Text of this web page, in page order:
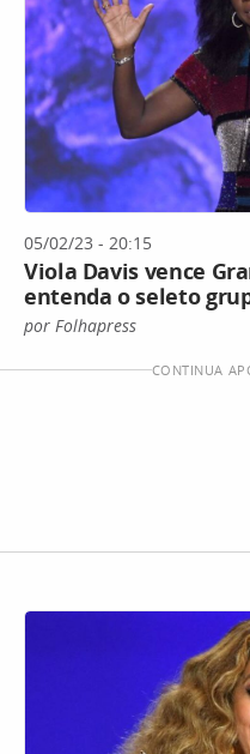
05/02/23 - 20:15
Viola Davis vence
entenda o seleto
por Folhapress
CONTINUA